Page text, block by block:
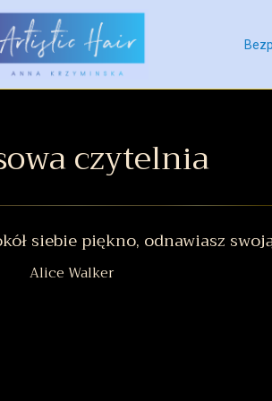
czytelnia
siebie piękno, odnawiasz
Alice Walker